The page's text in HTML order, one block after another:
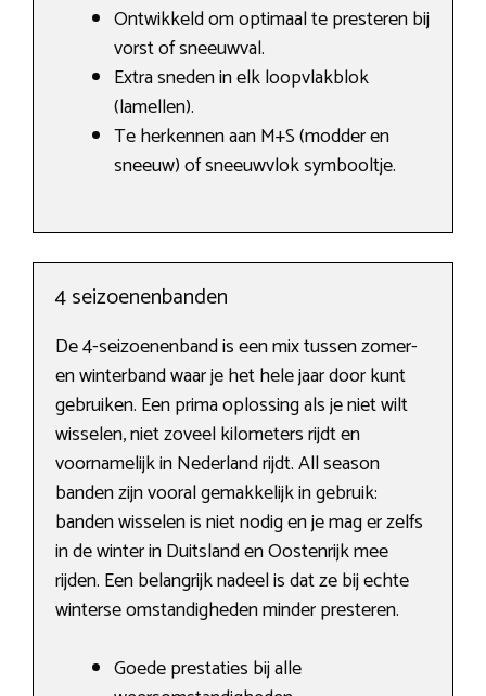
Ontwikkeld om optimaal te presteren bij
vorst of sneeuwval.
Extra sneden in elk loopvlakblok
(lamellen).
Te herkennen aan M+S (modder en
sneeuw) of sneeuwvlok symbooltje.
4 seizoenenbanden
De 4-seizoenenband is een mix tussen zomer-
en winterband waar je het hele jaar door kunt
gebruiken. Een prima oplossing als je niet wilt
wisselen, niet zoveel kilometers rijdt en
voornamelijk in Nederland rijdt. All season
banden zijn vooral gemakkelijk in gebruik:
banden wisselen is niet nodig en je mag er zelfs
in de winter in Duitsland en Oostenrijk mee
rijden. Een belangrijk nadeel is dat ze bij echte
winterse omstandigheden minder presteren.
Goede prestaties bij alle